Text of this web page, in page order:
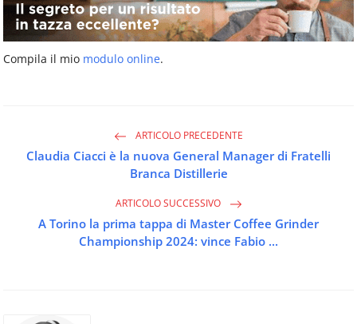
Compila il mio modulo online.
ARTICOLO PRECEDENTE
Claudia Ciacci è la nuova General Manager di Fratelli
Branca Distillerie
ARTICOLO SUCCESSIVO
A Torino la prima tappa di Master Coffee Grinder
Championship 2024: vince Fabio ...